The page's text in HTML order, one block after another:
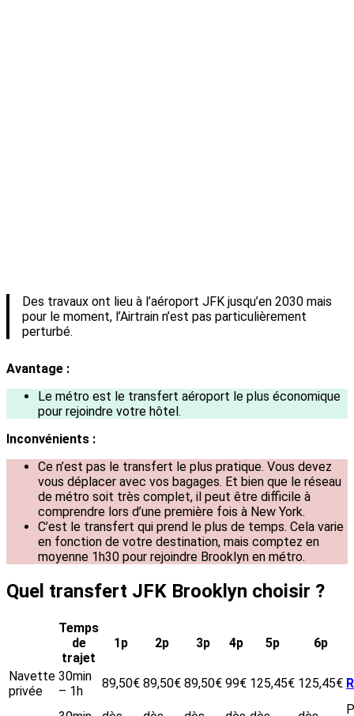
Des travaux ont lieu à l’aéroport JFK jusqu’en 2030 mais
pour le moment, l’Airtrain n’est pas particulièrement
perturbé.
Avantage :
Le métro est le transfert aéroport le plus économique
pour rejoindre votre hôtel.
Inconvénients :
Ce n’est pas le transfert le plus pratique. Vous devez
vous déplacer avec vos bagages. Et bien que le réseau
de métro soit très complet, il peut être difficile à
comprendre lors d’une première fois à New York.
C’est le transfert qui prend le plus de temps. Cela varie
en fonction de votre destination, mais comptez en
moyenne 1h30 pour rejoindre Brooklyn en métro.
Quel transfert JFK Brooklyn choisir ?
Temps
de
trajet
1p 2p 3p 4p 5p 6p
Navette
privée
30min
– 1h
89,50€ 89,50€ 89,50€ 99€ 125,45€ 125,45€